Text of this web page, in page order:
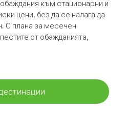
към стационарни и
цени, без да се налага да
С плана за месечен
от обажданията,